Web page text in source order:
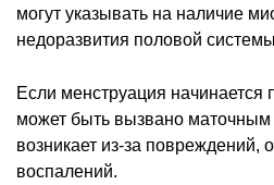
могут указывать на наличие
недоразвития половой
Если менструация начинается
может быть вызвано маточным
возникает из-за повреждений,
воспалений.